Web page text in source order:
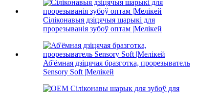
Сіліконавыя дзіцячыя шарыкі для
прорезыванія зубоў оптам |Мелікей
Аб'ёмная дзіцячая бразготка, прорезыватель
Sensory Soft |Мелікей